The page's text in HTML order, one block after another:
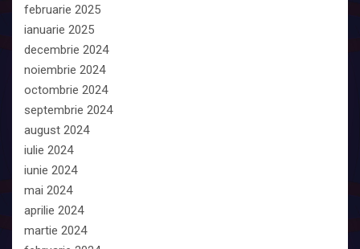
februarie 2025
ianuarie 2025
decembrie 2024
noiembrie 2024
octombrie 2024
septembrie 2024
august 2024
iulie 2024
iunie 2024
mai 2024
aprilie 2024
martie 2024